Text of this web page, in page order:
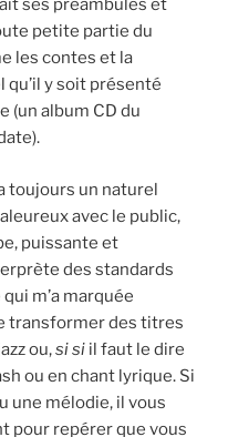
ses préambules et
petite partie du
les contes et la
y soit présenté
(un album CD du
toujours un naturel
avec le public,
puissante et
des standards
m’a marquée
transformer des titres
ou,si si il faut le dire
ou en chant lyrique. Si
une mélodie, il vous
pour repérer que vous